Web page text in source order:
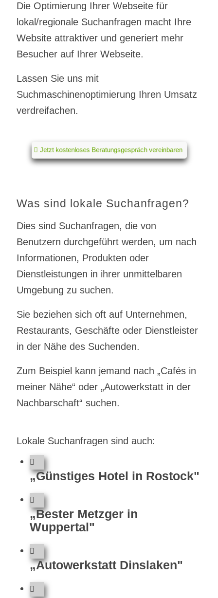
Die Optimierung Ihrer Webseite für
lokal/regionale Suchanfragen macht Ihre
Website attraktiver und generiert mehr
Besucher auf Ihrer Webseite.
Lassen Sie uns mit
Suchmaschinenoptimierung Ihren Umsatz
verdreifachen.
Jetzt kostenloses Beratungsgespräch vereinbaren
Was sind lokale Suchanfragen?
Dies sind Suchanfragen, die von
Benutzern durchgeführt werden, um nach
Informationen, Produkten oder
Dienstleistungen in ihrer unmittelbaren
Umgebung zu suchen.
Sie beziehen sich oft auf Unternehmen,
Restaurants, Geschäfte oder Dienstleister
in der Nähe des Suchenden.
Zum Beispiel kann jemand nach „Cafés in
meiner Nähe“ oder „Autowerkstatt in der
Nachbarschaft“ suchen.
Lokale Suchanfragen sind auch:
„Günstiges Hotel in Rostock"
„Bester Metzger in
Wuppertal"
„Autowerkstatt Dinslaken"